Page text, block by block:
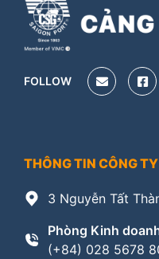
FOLLOW
THÔNG TIN CÔNG TY
3 Nguyễn Tất
Phòng Kinh
(+84) 028 5678